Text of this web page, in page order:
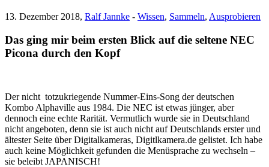
13. Dezember 2018, Ralf Jannke - Wissen, Sammeln, Ausprobieren
Das ging mir beim ersten Blick auf die seltene NEC
Picona durch den Kopf
Der nicht totzukriegende Nummer-Eins-Song der deutschen
Kombo Alphaville aus 1984. Die NEC ist etwas jünger, aber
dennoch eine echte Rarität. Vermutlich wurde sie in Deutschland
nicht angeboten, denn sie ist auch nicht auf Deutschlands erster und
ältester Seite über Digitalkameras, Digitlkamera.de gelistet. Ich habe
auch keine Möglichkeit gefunden die Menüsprache zu wechseln –
sie beleibt JAPANISCH!